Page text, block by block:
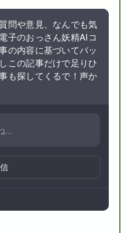
問や意見、なんでも気
子のおっさん妖精AIコ
の内容に基づいてバッ
この記事だけで足りひ
も探してくるで！声か